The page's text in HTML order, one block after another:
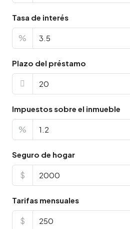
Tasa de interés
%
Plazo del préstamo
Impuestos sobre el inmueble
%
Seguro de hogar
$
Tarifas mensuales
$